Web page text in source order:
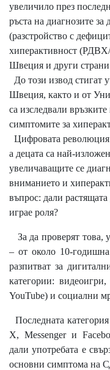
увеличило през
ръста на диагнозите
(разстройство с
хиперактивност
Швеция и други страни
До този извод стигат
Швеция, както и от
са изследвали
симптомите за
Цифровата революция
а децата са най-
увеличаващите се
вниманието и
въпрос: дали
играе роля?
За да проверят това,
– от около 10-
разпитват за
категории:
YouTube) и социални
Последната
X, Messenger и
дали употребата е
основни симптома на